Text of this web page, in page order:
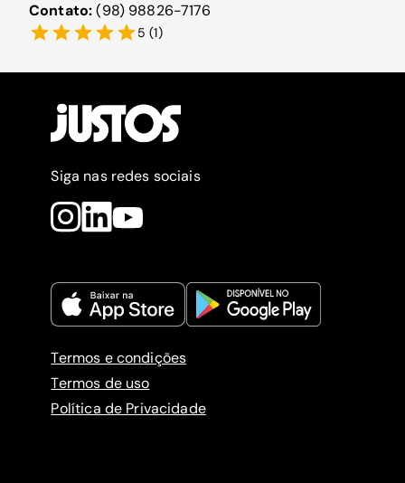
Contato:(98) 98826-7176
5 (1)
Siga nas redes sociais
Termos e condições
Termos de uso
Política de Privacidade